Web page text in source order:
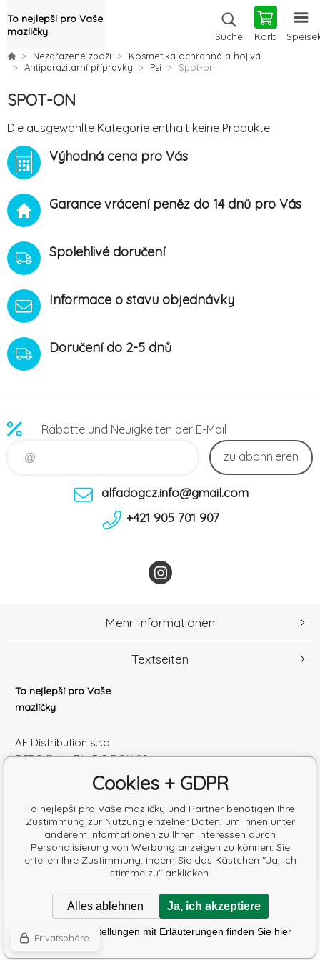
To nejlepší pro Vaše
mazlíčky
Suche Korb
Nezařazené zboží
Kosmetika ochranná a hojivá
Antiparazitární přípravky
Psi Spot-on
SPOT-ON
Die ausgewählte Kategorie enthält keine Produkte
Výhodná cena pro Vás
Garance vrácení peněz do 14 dnů pro Vás
Spolehlivé doručení
Informace o stavu objednávky
Doručení do 2-5 dnů
Rabatte und Neuigkeiten per E-Mail
zu abonnieren
alfadogcz.info@gmail.com
+421 905 701 907
To nejlepší pro Vaše
mazlíčky
AF Distribution s.r.o.
DEPO Brno 71 , P.O.BOX 99
Česká republika
Handelsregister Nr.: 52010180
Steuernum.: SK2120864328
Mehr Informationen
Textseiten
Copyright © 2026 AF Distribution s.r.o.
Alle Rechte vorbehalten.
Eshops & webseiten BINARGON.cz-Lageplan
Poradíme s výběrem krmiva
Cookies + GDPR
To nejlepší pro Vaše mazlíčky und Partner benötigen Ihre
Zustimmung zur Nutzung einzelner Daten, um Ihnen unter
anderem Informationen zu Ihren Interessen durch
Personalisierung von Werbung anzeigen zu können. Sie
erteilen Ihre Zustimmung, indem Sie das Kästchen "Ja, ich
stimme zu" anklicken.
Alles ablehnen Ja, ich akzeptiere
Detaillierte Einstellungen mit Erläuterungen finden Sie hier
Privatsphäre